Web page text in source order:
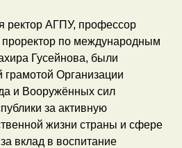
ректор АГПУ, профессор
по международным
Гусейнова, были
Организации
и Вооружённых сил
за активную
жизни страны и сфере
вклад в воспитание